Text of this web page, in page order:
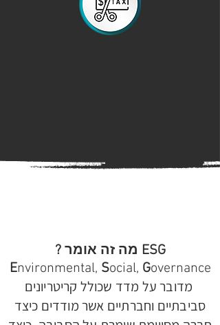
ESG מה זה אומר ?
Environmental, Social, Governance
מדובר על מדד שכולל קריטריונים
סביבתיים וחברתיים אשר מודדים כיצד